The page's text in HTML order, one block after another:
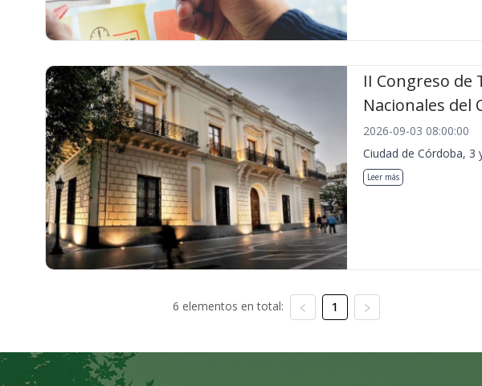
II Congreso de
Nacionales del
2026-09-03 08:00:00
Ciudad de Córdoba, 3
Leer más
6 elementos en total: 1